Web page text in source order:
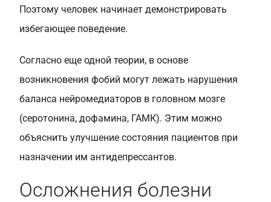
Поэтому человек начинает демонстрировать
избегающее поведение.
Согласно еще одной теории, в основе
возникновения фобий могут лежать нарушения
баланса нейромедиаторов в головном мозге
(серотонина, дофамина, ГАМК). Этим можно
объяснить улучшение состояния пациентов при
назначении им антидепрессантов.
Осложнения болезни